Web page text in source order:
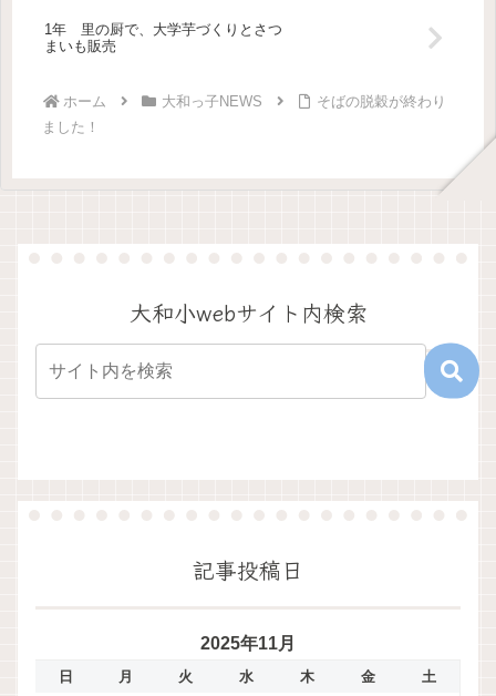
1年 里の厨で、大学芋づくりとさつ
まいも販売
ホーム 大和っ子NEWS
そばの脱穀が終わり
ました！
大和小webサイト内検索
記事投稿日
2025年11月
日 月 火 水 木 金
土